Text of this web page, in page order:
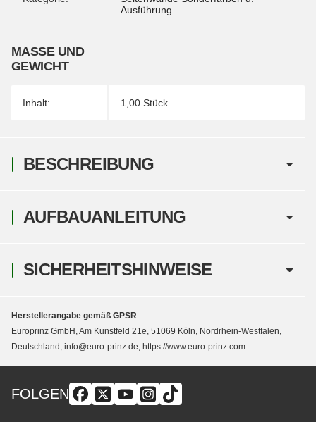
Ausführung
MASSE UND G
EWICHT
Inhalt: 1,00 Stück
BESCHREIBUNG
AUFBAUANLEITUNG
SICHERHEITSHINWEISE
Herstellerangabe gemäß GPSR
Europrinz GmbH, Am Kunstfeld 21e, 51069 Köln, Nordrhein-Westfalen,
Deutschland, info@euro-prinz.de, https://www.euro-prinz.com
FOLGEN